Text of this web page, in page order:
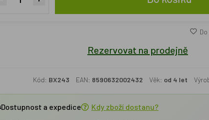
Rezervovat na prodejně
Kód: BX243 EAN: 8590632002432 Věk: od 4 let
Dostupnost a expedice Kdy zboží dostanu?